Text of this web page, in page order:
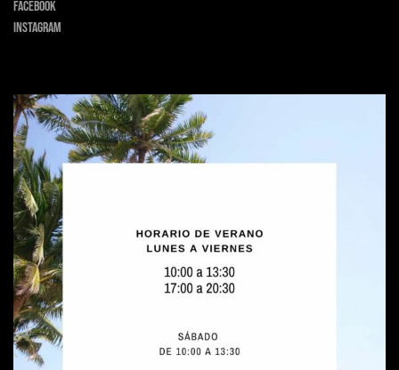
Facebook
Instagram